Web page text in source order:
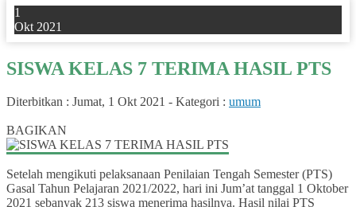
1
Okt 2021
SISWA KELAS 7 TERIMA HASIL PTS
Diterbitkan : Jumat, 1 Okt 2021 - Kategori : umum
BAGIKAN
Setelah mengikuti pelaksanaan Penilaian Tengah Semester (PTS)
Gasal Tahun Pelajaran 2021/2022, hari ini Jum’at tanggal 1 Oktober
2021 sebanyak 213 siswa menerima hasilnya. Hasil nilai PTS